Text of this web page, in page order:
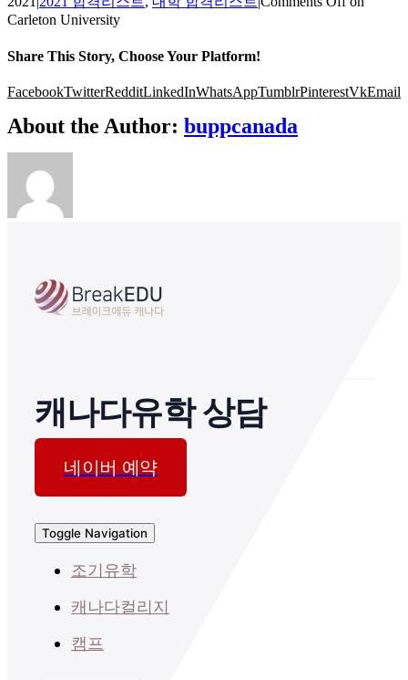
Carleton University
Share This Story, Choose Your Platform!
FacebookTwitterRedditLinkedInWhatsAppTumblrPinterestVkEmail
About the Author: buppcanada
캐나다유학 상담
네이버 예약
Toggle Navigation
조기유학
캐나다컬리지
캠프